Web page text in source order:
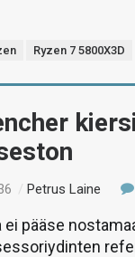
Ryzen 7 5800X3D
/Petrus Laine
ei pääse